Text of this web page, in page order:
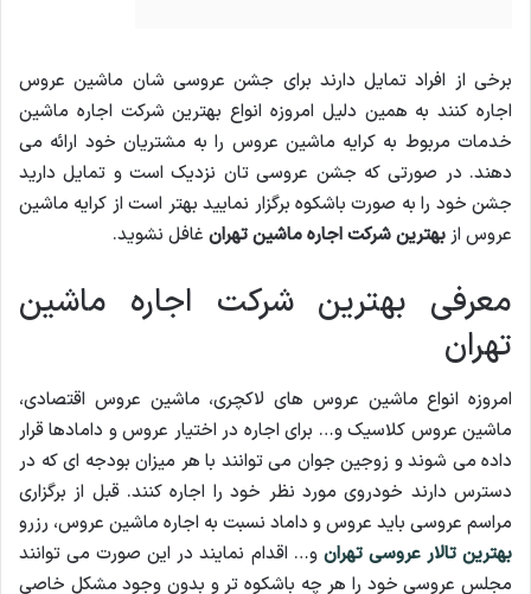
برخی از افراد تمایل دارند برای جشن عروسی شان ماشین عروس
اجاره کنند به همین دلیل امروزه انواع بهترین شرکت اجاره ماشین
خدمات مربوط به کرایه ماشین عروس را به مشتریان خود ارائه می
دهند. در صورتی که جشن عروسی تان نزدیک است و تمایل دارید
جشن خود را به صورت باشکوه برگزار نمایید بهتر است از کرایه ماشین
عروس ازبهترین شرکت اجاره ماشین تهران غافل نشوید.
معرفی بهترین شرکت اجاره ماشین
تهران
امروزه انواع ماشین عروس های لاکچری، ماشین عروس اقتصادی،
ماشین عروس کلاسیک و… برای اجاره در اختیار عروس و دامادها قرار
داده می شوند و زوجین جوان می توانند با هر میزان بودجه ای که در
دسترس دارند خودروی مورد نظر خود را اجاره کنند. قبل از برگزاری
مراسم عروسی باید عروس و داماد نسبت به اجاره ماشین عروس، رزرو
بهترین تالار عروسی تهران و… اقدام نمایند در این صورت می توانند
مجلس عروسی خود را هر چه باشکوه تر و بدون وجود مشکل خاصی